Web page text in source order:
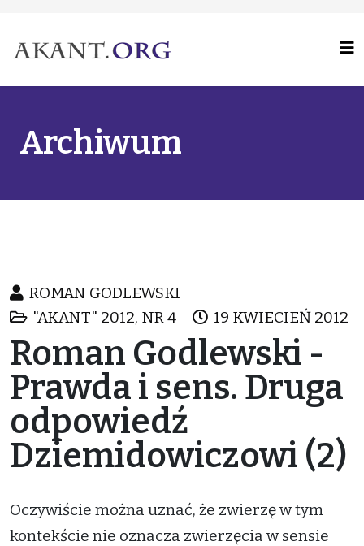
Archiwum
ROMAN GODLEWSKI
"AKANT" 2012, NR 4
19 KWIECIEŃ 2012
Roman Godlewski -
Prawda i sens. Druga
odpowiedź
Dziemidowiczowi (2)
Oczywiście można uznać, że zwierzę w tym
kontekście nie oznacza zwierzęcia w sensie